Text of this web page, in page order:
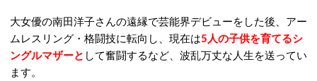
大女優の南田洋子さんの遠縁で芸能界デビューをした後、アー
ムレスリング・格闘技に転向し、現在は5人の子供を育てるシ
ングルマザーと して奮闘するなど、波乱万丈な人生を送ってい
ます。